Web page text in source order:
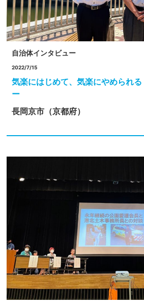
自治体インタビュー
2022/7/15
気楽にはじめて、気楽にやめられ
ー
長岡京市（京都府）